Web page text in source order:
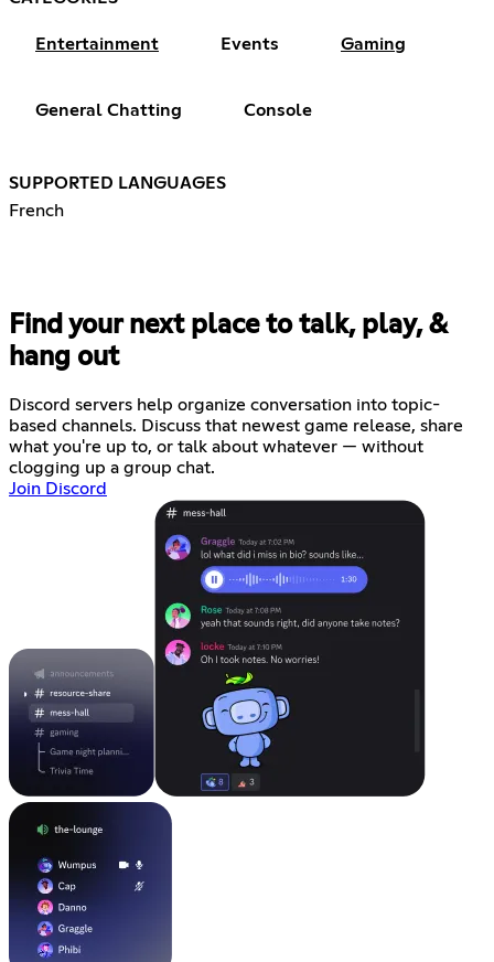
Entertainment Events Gaming
General Chatting Console
SUPPORTED LANGUAGES
French
Find your next place to talk, play, &
hang out
Discord servers help organize conversation into topic-
based channels. Discuss that newest game release, share
what you're up to, or talk about whatever — without
clogging up a group chat.
Join Discord